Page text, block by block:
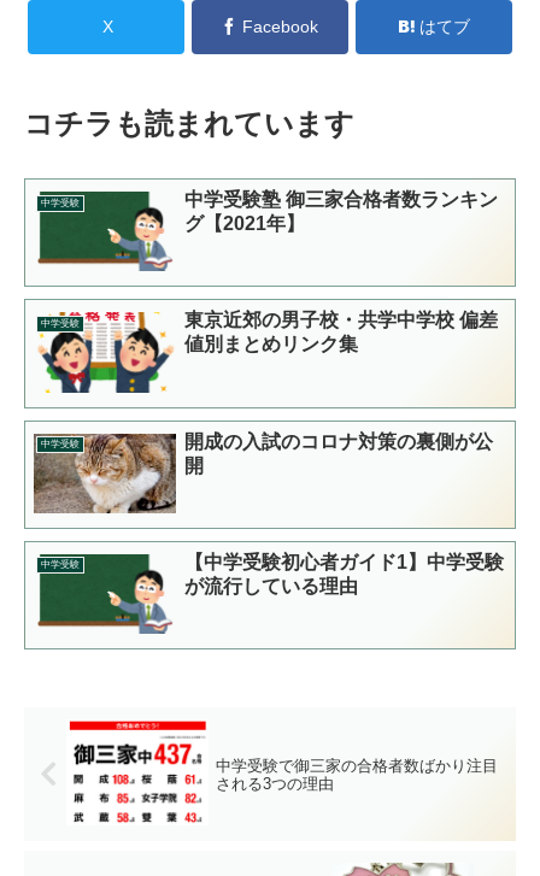
X Facebook はてブ
コチラも読まれています
中学受験
中学受験塾 御三家合格者数ランキン
グ【2021年】
中学受験
東京近郊の男子校・共学中学校 偏差
値別まとめリンク集
中学受験
開成の入試のコロナ対策の裏側が公
開
中学受験
【中学受験初心者ガイド1】中学受験
が流行している理由
中学受験で御三家の合格者数ばかり注目
される3つの理由